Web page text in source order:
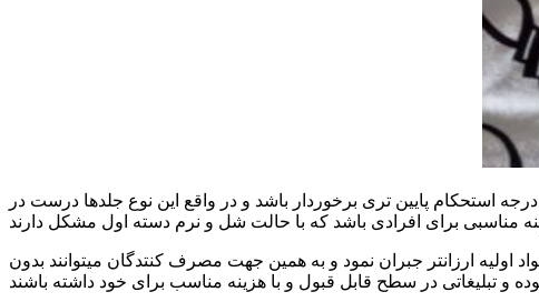
استحکام پایین تری برخوردار باشد و در واقع این نوع جلدها درست در
اولیه ارزانتر جبران نمود و به همین جهت مصرف کنتدگان میتوانند بدون